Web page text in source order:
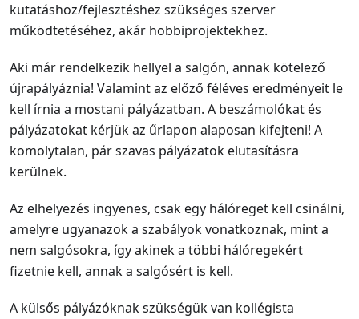
kutatáshoz/fejlesztéshez szükséges szerver
működtetéséhez, akár hobbiprojektekhez.
Aki már rendelkezik hellyel a salgón, annak kötelező
újrapályáznia! Valamint az előző féléves eredményeit le
kell írnia a mostani pályázatban. A beszámolókat és
pályázatokat kérjük az űrlapon alaposan kifejteni! A
komolytalan, pár szavas pályázatok elutasításra
kerülnek.
Az elhelyezés ingyenes, csak egy hálóreget kell csinálni,
amelyre ugyanazok a szabályok vonatkoznak, mint a
nem salgósokra, így akinek a többi hálóregekért
fizetnie kell, annak a salgósért is kell.
A külsős pályázóknak szükségük van kollégista